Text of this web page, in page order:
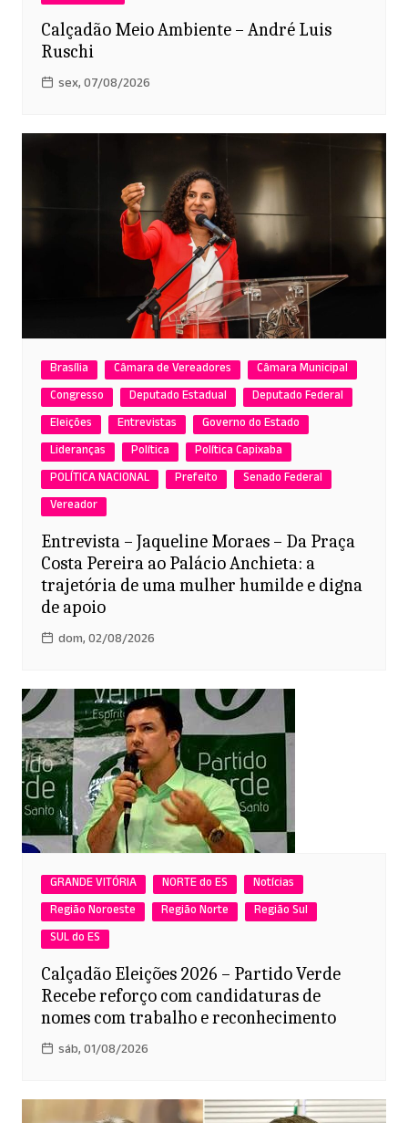
Calçadão Meio Ambiente – André Luis
Ruschi
sex, 07/08/2026
Brasília Câmara de Vereadores
Câmara Municipal
Congresso
Deputado Estadual
Deputado Federal
Eleições
Entrevistas
Governo do Estado
Lideranças
Política
Política Capixaba
POLÍTICA NACIONAL
Prefeito
Senado Federal
Vereador
Entrevista – Jaqueline Moraes – Da Praça
Costa Pereira ao Palácio Anchieta: a
trajetória de uma mulher humilde e digna
de apoio
dom, 02/08/2026
GRANDE VITÓRIA NORTE do ES
Notícias
Região Noroeste
Região Norte
Região Sul
SUL do ES
Calçadão Eleições 2026 – Partido Verde
Recebe reforço com candidaturas de
nomes com trabalho e reconhecimento
sáb, 01/08/2026